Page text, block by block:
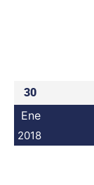
30
Ene
2018